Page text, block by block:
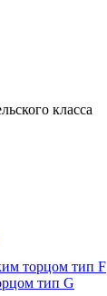
класса
торцом тип F
тип G